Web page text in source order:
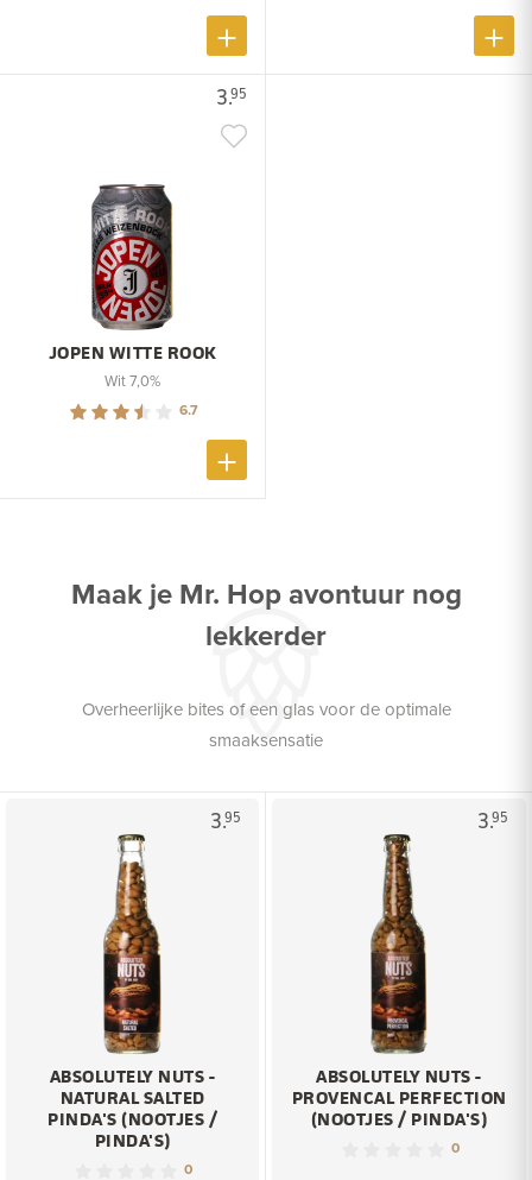
3.95
JOPEN WITTE ROOK
Wit 7,0%
6.7
Maak je Mr. Hop avontuur nog
lekkerder
Overheerlijke bites of een glas voor de optimale
smaaksensatie
3.95
ABSOLUTELY NUTS -
NATURAL SALTED
PINDA'S (NOOTJES /
PINDA'S)
0
3.95
ABSOLUTELY NUTS -
PROVENCAL PERFECTION
(NOOTJES / PINDA'S)
0